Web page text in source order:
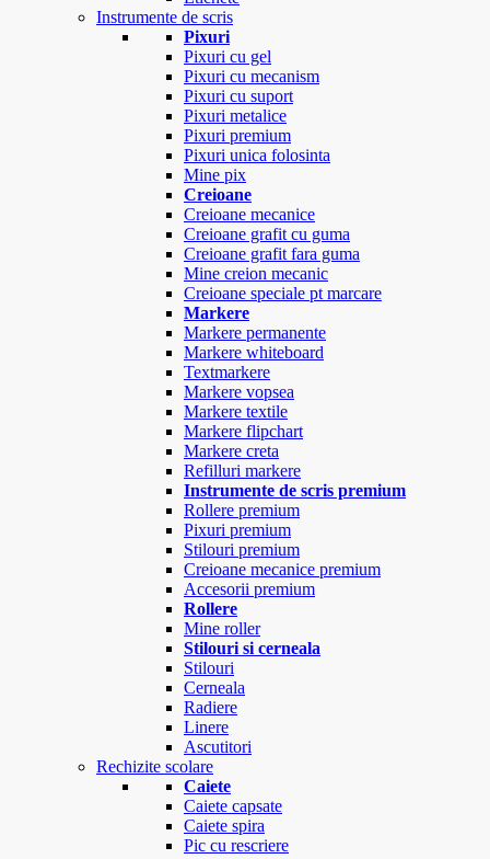
Instrumente de scris
Pixuri
Pixuri cu gel
Pixuri cu mecanism
Pixuri cu suport
Pixuri metalice
Pixuri premium
Pixuri unica folosinta
Mine pix
Creioane
Creioane mecanice
Creioane grafit cu guma
Creioane grafit fara guma
Mine creion mecanic
Creioane speciale pt marcare
Markere
Markere permanente
Markere whiteboard
Textmarkere
Markere vopsea
Markere textile
Markere flipchart
Markere creta
Refilluri markere
Instrumente de scris premium
Rollere premium
Pixuri premium
Stilouri premium
Creioane mecanice premium
Accesorii premium
Rollere
Mine roller
Stilouri si cerneala
Stilouri
Cerneala
Radiere
Linere
Ascutitori
Rechizite scolare
Caiete
Caiete capsate
Caiete spira
Pic cu rescriere